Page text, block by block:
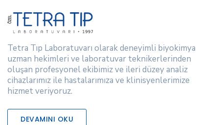
Tetra Tıp Laboratuvarı olarak deneyimli biyokimya
uzman hekimleri ve laboratuvar teknikerlerinden
oluşan profesyonel ekibimiz ve ileri düzey analiz
cihazlarımız ile hastalarımıza ve klinisyenlerimize
hizmet veriyoruz.
DEVAMINI OKU